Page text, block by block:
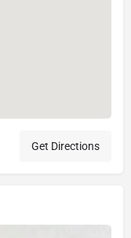
Get Directions